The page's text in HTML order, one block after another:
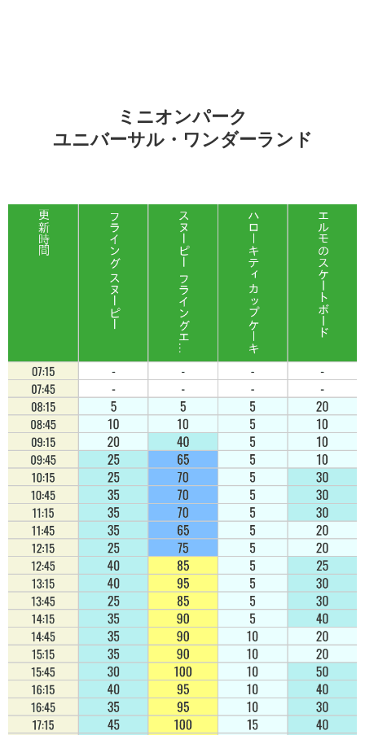
ミニオンパーク
ユニバーサル・ワンダーランド